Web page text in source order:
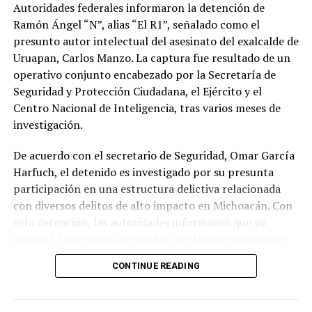
Autoridades federales informaron la detención de
Ramón Ángel “N”, alias “El R1”, señalado como el
presunto autor intelectual del asesinato del exalcalde de
Uruapan, Carlos Manzo. La captura fue resultado de un
operativo conjunto encabezado por la Secretaría de
Seguridad y Protección Ciudadana, el Ejército y el
Centro Nacional de Inteligencia, tras varios meses de
investigación.
De acuerdo con el secretario de Seguridad, Omar García
Harfuch, el detenido es investigado por su presunta
participación en una estructura delictiva relacionada
con diversos delitos de alto impacto en Michoacán. Con
esta detención, las autoridades informaron que ya
relacionadas con el homicidio del exalcalde.
mientras participaba en un evento público en Uruapan,
CONTINUE READING